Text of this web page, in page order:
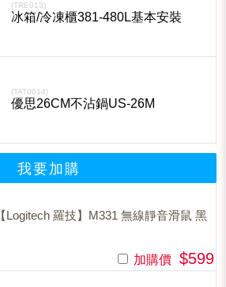
(TRE013)
冰箱/冷凍櫃381-480L基本安裝
(TAT0014)
優思26CM不沾鍋US-26M
我要加購
【Logitech 羅技】M331 無線靜音滑鼠 黑
加購價 $599